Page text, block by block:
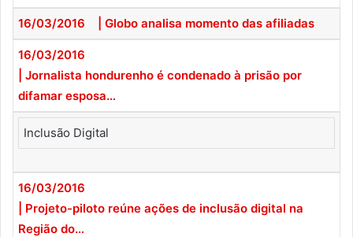
16/03/2016 | Globo analisa momento das afiliadas
16/03/2016
| Jornalista hondurenho é condenado à prisão por
difamar esposa…
Inclusão Digital
16/03/2016
| Projeto-piloto reúne ações de inclusão digital na
Região do…